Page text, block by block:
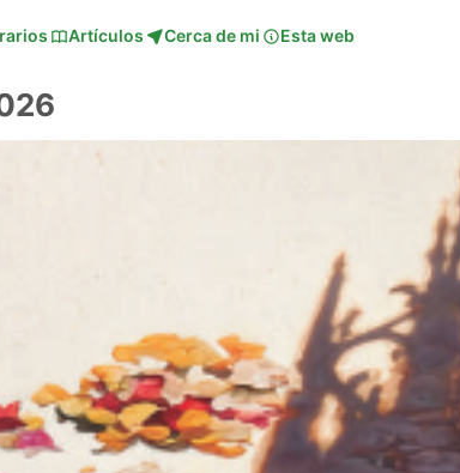
Artículos Cerca de mi Esta web